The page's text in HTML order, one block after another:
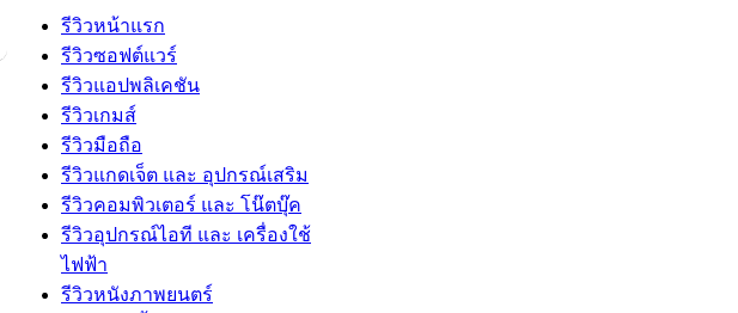
รีวิวหน้าแรก
รีวิวซอฟต์แวร์
รีวิวแอปพลิเคชัน
รีวิวเกมส์
รีวิวมือถือ
รีวิวแกดเจ็ต และ อุปกรณ์เสริม
รีวิวคอมพิวเตอร์ และ โน๊ตบุ๊ค
รีวิวอุปกรณ์ไอที และ เครื่องใช้
ไฟฟ้า
รีวิวหนังภาพยนตร์